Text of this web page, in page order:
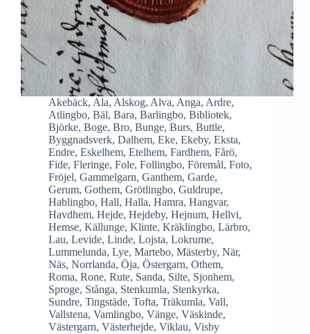
Akebäck, Ala, Alskog, Alva, Anga, Ardre,
Atlingbo, Bäl, Bara, Barlingbo, Bibliotek,
Björke, Boge, Bro, Bunge, Burs, Buttle,
Byggnadsverk, Dalhem, Eke, Ekeby, Eksta,
Endre, Eskelhem, Etelhem, Fardhem, Fårö,
Fide, Fleringe, Fole, Follingbo, Föremål, Foto,
Fröjel, Gammelgarn, Ganthem, Garde,
Gerum, Gothem, Grötlingbo, Guldrupe,
Hablingbo, Hall, Halla, Hamra, Hangvar,
Havdhem, Hejde, Hejdeby, Hejnum, Hellvi,
Hemse, Källunge, Klinte, Kräklingbo, Lärbro,
Lau, Levide, Linde, Lojsta, Lokrume,
Lummelunda, Lye, Martebo, Mästerby, När,
Näs, Norrlanda, Öja, Östergarn, Othem,
Roma, Rone, Rute, Sanda, Silte, Sjonhem,
Sproge, Stånga, Stenkumla, Stenkyrka,
Sundre, Tingstäde, Tofta, Träkumla, Vall,
Vallstena, Vamlingbo, Vänge, Väskinde,
Västergarn, Västerhejde, Viklau, Visby